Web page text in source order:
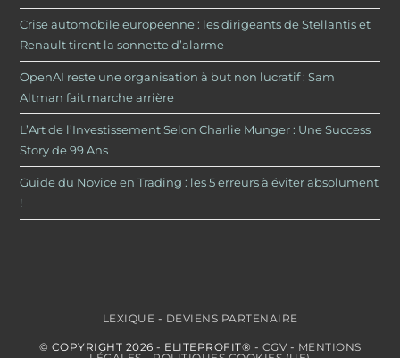
Crise automobile européenne : les dirigeants de Stellantis et
Renault tirent la sonnette d’alarme
OpenAI reste une organisation à but non lucratif : Sam
Altman fait marche arrière
L’Art de l’Investissement Selon Charlie Munger : Une Success
Story de 99 Ans
Guide du Novice en Trading : les 5 erreurs à éviter absolument
!
LEXIQUE - DEVIENS PARTENAIRE
© COPYRIGHT 2026 - ELITEPROFIT® - CGV - MENTIONS